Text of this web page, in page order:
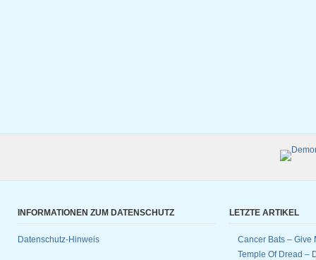
INFORMATIONEN ZUM DATENSCHUTZ
Datenschutz-Hinweis
LETZTE ARTIKEL
Cancer Bats – Give
Temple Of Dread –